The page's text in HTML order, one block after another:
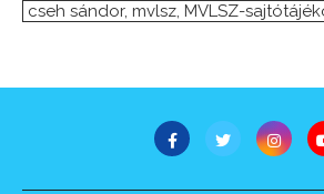
cseh sándor, mvlsz, MVLSZ-